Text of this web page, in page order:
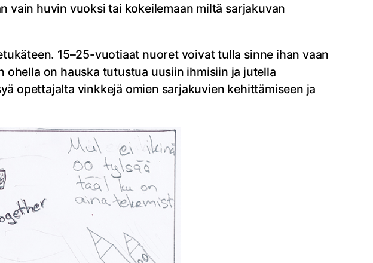
vain huvin vuoksi tai kokeilemaan miltä sarjakuvan
15–25-vuotiaat nuoret voivat tulla sinne ihan vaan
ohella on hauska tutustua uusiin ihmisiin ja jutella
opettajalta vinkkejä omien sarjakuvien kehittämiseen ja